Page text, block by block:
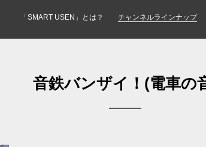
「SMART USEN」とは？ チャンネルラインナップ
音鉄バンザイ！(電車の